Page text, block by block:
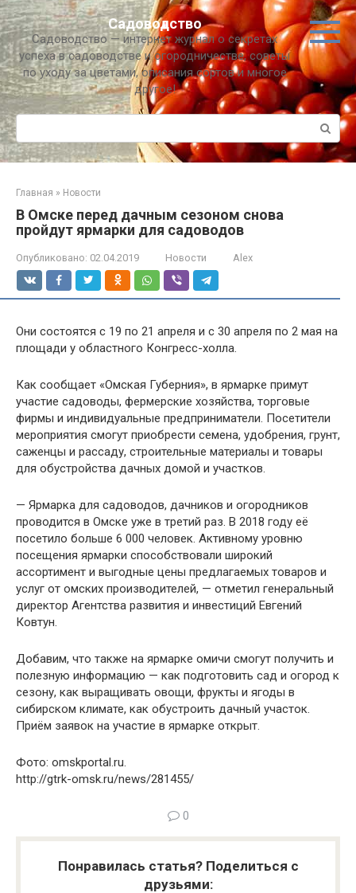
Перейти
к
контенту
Садоводство
Садоводство — интернет журнал о секретах
успеха в садоводстве и огородничестве, советы
по уходу за цветами, описания сортов и многое
другое!
Поиск:
Главная » Новости
В Омске перед дачным сезоном снова
пройдут ярмарки для садоводов
Опубликовано: 02.04.2019 Новости Alex
Они состоятся с 19 по 21 апреля и с 30 апреля по 2 мая на
площади у областного Конгресс-холла.
Как сообщает «Омская Губерния», в ярмарке примут
участие садоводы, фермерские хозяйства, торговые
фирмы и индивидуальные предприниматели. Посетители
мероприятия смогут приобрести семена, удобрения, грунт,
саженцы и рассаду, строительные материалы и товары
для обустройства дачных домой и участков.
— Ярмарка для садоводов, дачников и огородников
проводится в Омске уже в третий раз. В 2018 году её
посетило больше 6 000 человек. Активному уровню
посещения ярмарки способствовали широкий
ассортимент и выгодные цены предлагаемых товаров и
услуг от омских производителей, — отметил генеральный
директор Агентства развития и инвестиций Евгений
Ковтун.
Добавим, что также на ярмарке омичи смогут получить и
полезную информацию — как подготовить сад и огород к
сезону, как выращивать овощи, фрукты и ягоды в
сибирском климате, как обустроить дачный участок.
Приём заявок на участие в ярмарке открыт.
Фото: omskportal.ru.
http://gtrk-omsk.ru/news/281455/
0
Понравилась статья? Поделиться с
друзьями: